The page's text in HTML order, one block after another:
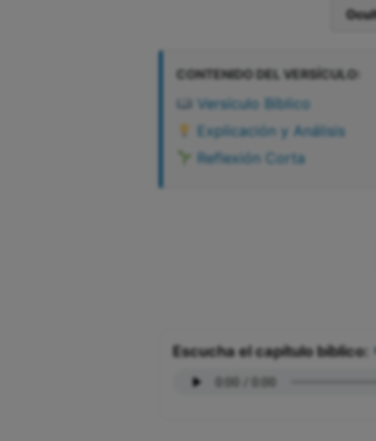
CONTENIDO DEL VERSÍCULO:
Versículo Bíblico
Explicación y Análisis
Reflexión Corta
Escucha el capítulo bíblico: